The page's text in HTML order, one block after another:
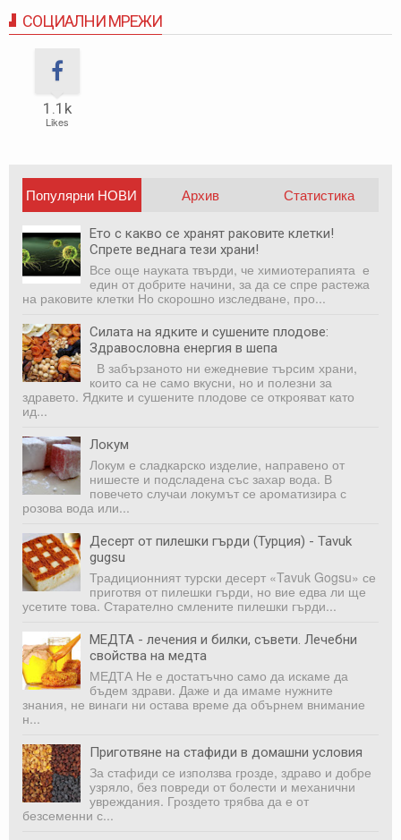
СОЦИАЛНИ МРЕЖИ
1.1k
Likes
Популярни НОВИ
публикации
Архив Статистика
Ето с какво се хранят раковите клетки!
Спрете веднага тези храни!
Все още науката твърди, че химиотерапията е
един от добрите начини, за да се спре растежа
на раковите клетки Но скорошно изследване, про...
Силата на ядките и сушените плодове:
Здравословна енергия в шепа
В забързаното ни ежедневие търсим храни,
които са не само вкусни, но и полезни за
здравето. Ядките и сушените плодове се открояват като
ид...
Локум
Локум е сладкарско изделие, направено от
нишесте и подсладена със захар вода. В
повечето случаи локумът се ароматизира с
розова вода или...
Десерт от пилешки гърди (Турция) - Tavuk
gugsu
Традиционният турски десерт «Tavuk Gogsu» се
приготвя от пилешки гърди, но вие едва ли ще
усетите това. Старателно смлените пилешки гърди...
МЕДТА - лечения и билки, съвети. Лечебни
свойства на медта
МЕДТА Не е достатъчно само да искаме да
бъдем здрави. Даже и да имаме нужните
знания, не винаги ни оста­ва време да обърнем внимание
н...
Приготвяне на стафиди в домашни условия
За стафиди се използва грозде, здраво и добре
узряло, без повреди от болести и механични
увреждания. Гроздето трябва да е от
безсеменни с...